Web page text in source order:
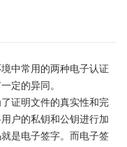
中常用的两种电子认证
定的异同。
证明文件的真实性和完
户的私钥和公钥进行加
是电子签字。而电子签